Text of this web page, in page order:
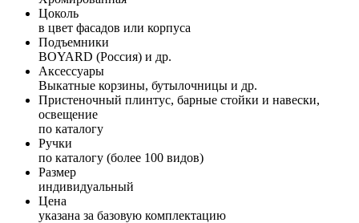
Цоколь
в цвет фасадов или корпуса
Подъемники
BOYARD (Россия) и др.
Аксессуары
Выкатные корзины, бутылочницы и др.
Пристеночный плинтус, барные стойки и навески,
освещение
по каталогу
Ручки
по каталогу (более 100 видов)
Размер
индивидуальный
Цена
указана за базовую комплектацию